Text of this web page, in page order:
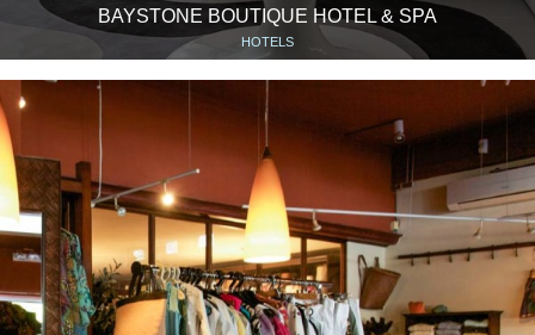
BAYSTONE BOUTIQUE HOTEL & SPA
HOTELS